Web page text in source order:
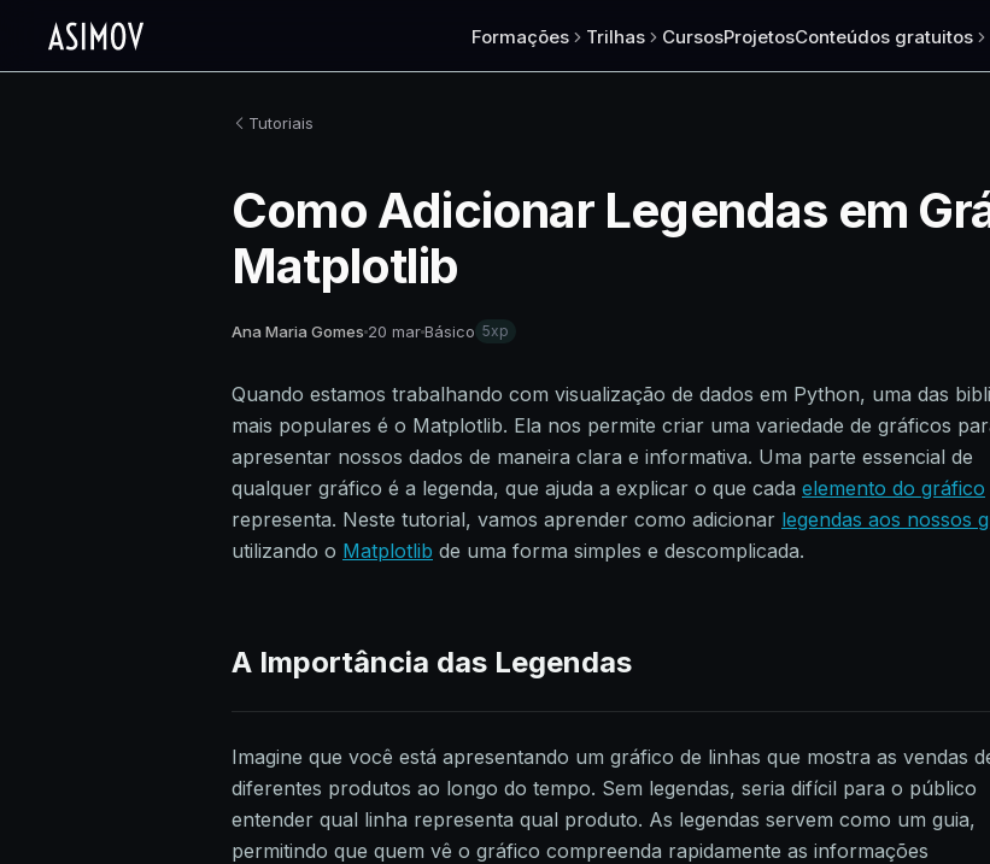
Formações Trilhas CursosProjetosConteúdos gratuitos
Tutoriais
Como Adicionar Legendas em
Matplotlib
Ana Maria Gomes 20 marBásico 5xp
Quando estamos trabalhando com visualização de dados em Python, uma das
mais populares é o Matplotlib. Ela nos permite criar uma variedade de gráficos
apresentar nossos dados de maneira clara e informativa. Uma parte essencial de
qualquer gráfico é a legenda, que ajuda a explicar o que cada elemento do gráfico
representa. Neste tutorial, vamos aprender como adicionar legendas aos nossos
utilizando o Matplotlib de uma forma simples e descomplicada.
A Importância das Legendas
Imagine que você está apresentando um gráfico de linhas que mostra as vendas
diferentes produtos ao longo do tempo. Sem legendas, seria difícil para o público
entender qual linha representa qual produto. As legendas servem como um guia,
permitindo que quem vê o gráfico compreenda rapidamente as informações